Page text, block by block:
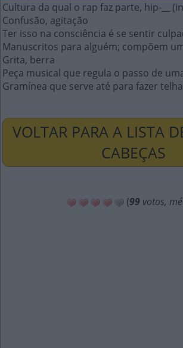
Cultura da qual o rap faz parte, hip-__
Confusão, agitação
Ter isso na consciência é se sentir
Manuscritos para alguém; compõem
Grita, berra
Peça musical que regula o passo de
Gramínea que serve até para fazer
VOLTAR PARA A LISTA
CABEÇAS
(99 votos,